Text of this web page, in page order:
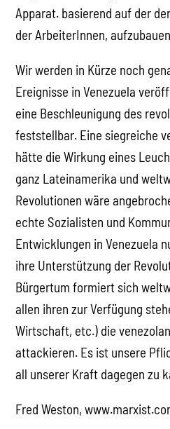
Apparat. basierend auf der
der ArbeiterInnen,
Wir werden in Kürze noch
Ereignisse in Venezuela
eine Beschleunigung des
feststellbar. Eine siegreiche
hätte die Wirkung eines
ganz Lateinamerika und
Revolutionen wäre
echte Sozialisten und
Entwicklungen in Venezuela
ihre Unterstützung der
Bürgertum formiert sich
allen ihren zur Verfügung
Wirtschaft, etc.) die
attackieren. Es ist unsere
all unserer Kraft dagegen zu
Fred Weston,